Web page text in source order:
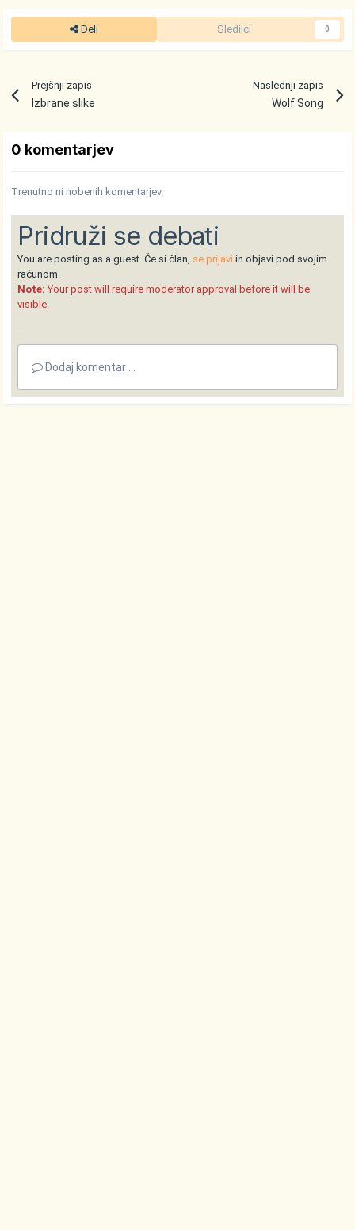
Deli Sledilci 0
Prejšnji zapis
Izbrane slike
Naslednji zapis
Wolf Song
0 komentarjev
Trenutno ni nobenih komentarjev.
Pridruži se debati
You are posting as a guest. Če si član, se prijavi in objavi pod svojim
računom.
Note: Your post will require moderator approval before it will be
visible.
Dodaj komentar ...